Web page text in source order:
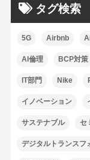
タグ検索
5G Airbnb
AI倫理 BCP対策
IT部門 Nike
イノベーション
サステナブル セ
デジタルトランスフ